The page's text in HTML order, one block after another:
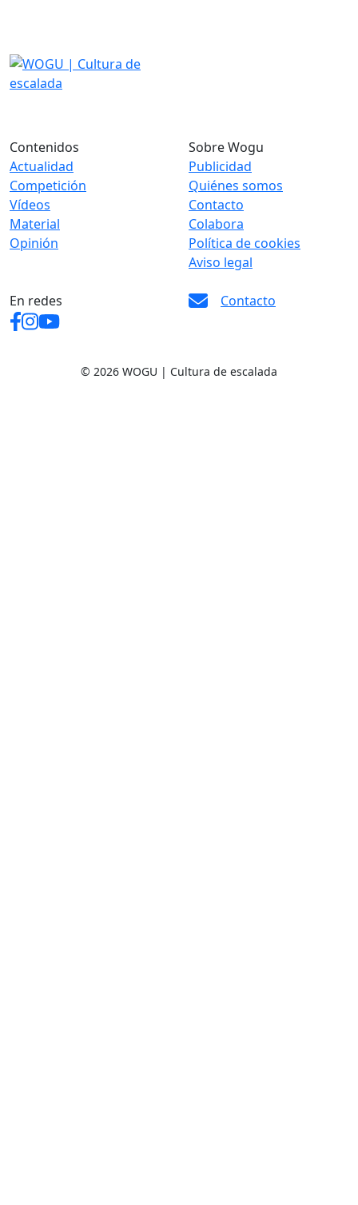
Contenidos
Actualidad
Competición
Vídeos
Material
Opinión
Sobre Wogu
Publicidad
Quiénes somos
Contacto
Colabora
Política de cookies
Aviso legal
En redes Contacto
© 2026 WOGU | Cultura de escalada